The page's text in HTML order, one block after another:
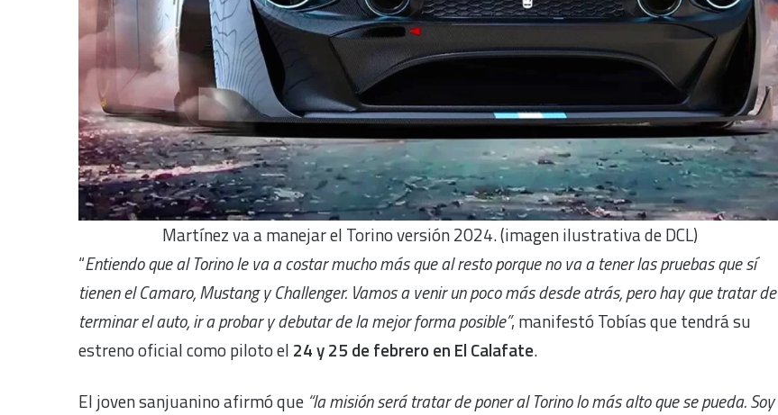
Martínez va a manejar el Torino versión 2024. (imagen ilustrativa de DCL)
“Entiendo que al Torino le va a costar mucho más que al resto porque no va a tener las pruebas que sí
tienen el Camaro, Mustang y Challenger. Vamos a venir un poco más desde atrás, pero hay que tratar de
terminar el auto, ir a probar y debutar de la mejor forma posible”, manifestó Tobías que tendrá su
estreno oficial como piloto el 24 y 25 de febrero en El Calafate.
El joven sanjuanino afirmó que “lamisión será tratar de poner al Torino lo más alto que se pueda. Soy